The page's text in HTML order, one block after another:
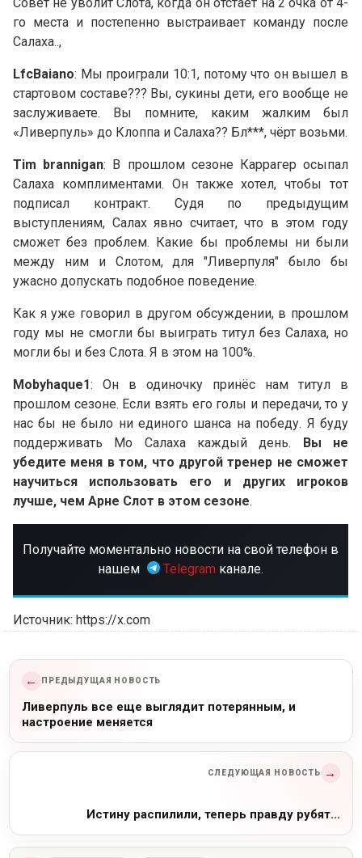
Совет не уволит Слота, когда он отстает на 2 очка от 4-
го места и постепенно выстраивает команду после
Салаха..,
LfcBaiano: Мы проиграли 10:1, потому что он вышел в
стартовом составе??? Вы, сукины дети, его вообще не
заслуживаете. Вы помните, каким жалким был
«Ливерпуль» до Клоппа и Салаха?? Бл***, чёрт возьми.
Тim brannigan: В прошлом сезоне Каррагер осыпал
Салаха комплиментами. Он также хотел, чтобы тот
подписал контракт. Судя по предыдущим
выступлениям, Салах явно считает, что в этом году
сможет без проблем. Какие бы проблемы ни были
между ним и Слотом, для "Ливерпуля" было бы
ужасно допускать подобное поведение.
Как я уже говорил в другом обсуждении, в прошлом
году мы не смогли бы выиграть титул без Салаха, но
могли бы и без Слота. Я в этом на 100%.
Mobyhaque1: Он в одиночку принёс нам титул в
прошлом сезоне. Если взять его голы и передачи, то у
нас бы не было ни единого шанса на победу. Я буду
поддерживать Мо Салаха каждый день.
Вы не
убедите меня в том, что другой тренер не сможет
научиться использовать его и других игроков
лучше, чем Арне Слот в этом сезоне.
Получайте моментально новости на свой телефон в
нашем
Telegram канале.
Источник: https://x.com
← ПРЕДЫДУЩАЯ НОВОСТЬ
Ливерпуль все еще выглядит потерянным, и
настроение меняется
СЛЕДУЮЩАЯ НОВОСТЬ →
Истину распилили, теперь правду рубят...